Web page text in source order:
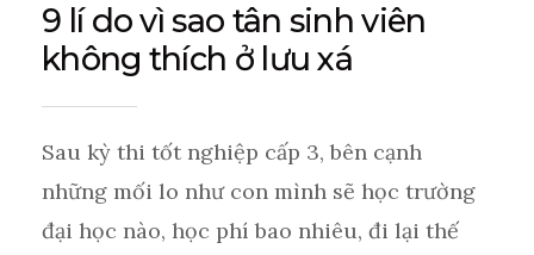
9 lí do vì sao tân sinh viên
không thích ở lưu xá
Sau kỳ thi tốt nghiệp cấp 3, bên cạnh
những mối lo như con mình sẽ học trường
đại học nào, học phí bao nhiêu, đi lại thế